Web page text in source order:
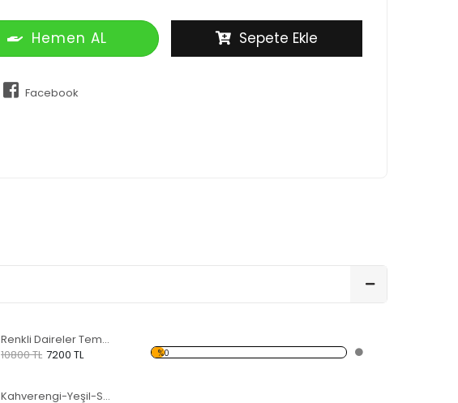
Hemen AL Sepete Ekle
Facebook
Renkli Daireler Temalı 2 Kanvas Tablo
10800 TL 7200 TL %0
Kahverengi-Yeşil-Siyah Yapraklar Temalı Kanvas Tablo